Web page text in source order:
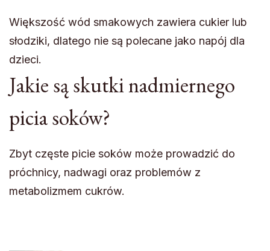
Większość wód smakowych zawiera cukier lub
słodziki, dlatego nie są polecane jako napój dla
dzieci.
Jakie są skutki nadmiernego
picia soków?
Zbyt częste picie soków może prowadzić do
próchnicy, nadwagi oraz problemów z
metabolizmem cukrów.